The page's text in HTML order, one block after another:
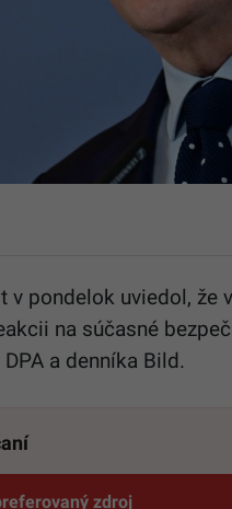
v pondelok uviedol, že
na súčasné
a denníka Bild.
zdroj